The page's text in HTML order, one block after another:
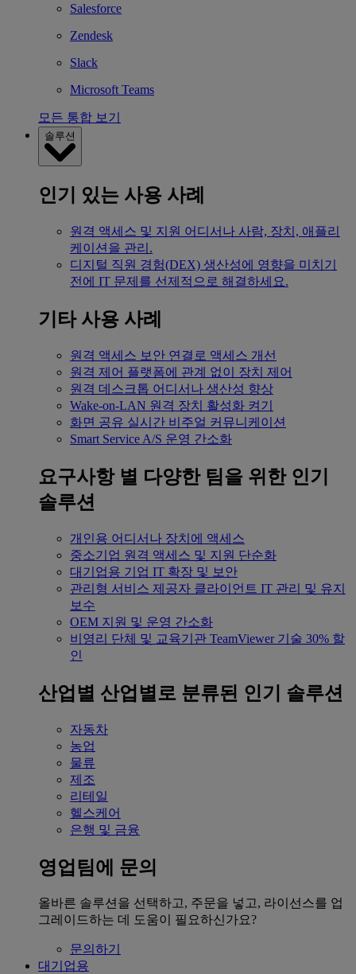
Salesforce
Zendesk
Slack
Microsoft Teams
모든 통합 보기
솔루션
인기 있는 사용 사례
원격 액세스 및 지원 어디서나 사람, 장치, 애플리
케이션을 관리.
디지털 직원 경험(DEX) 생산성에 영향을 미치기
전에 IT 문제를 선제적으로 해결하세요.
기타 사용 사례
원격 액세스 보안 연결로 액세스 개선
원격 제어 플랫폼에 관계 없이 장치 제어
원격 데스크톱 어디서나 생산성 향상
Wake-on-LAN 원격 장치 활성화 켜기
화면 공유 실시간 비주얼 커뮤니케이션
Smart Service A/S 운영 간소화
요구사항 별 다양한 팀을 위한 인기
솔루션
개인용 어디서나 장치에 액세스
중소기업 원격 액세스 및 지원 단순화
대기업용 기업 IT 확장 및 보안
관리형 서비스 제공자 클라이언트 IT 관리 및 유지
보수
OEM 지원 및 운영 간소화
비영리 단체 및 교육기관 TeamViewer 기술 30% 할
인
산업별 산업별로 분류된 인기 솔루션
자동차
농업
물류
제조
리테일
헬스케어
은행 및 금융
영업팀에 문의
올바른 솔루션을 선택하고, 주문을 넣고, 라이선스를 업
그레이드하는 데 도움이 필요하신가요?
문의하기
대기업용